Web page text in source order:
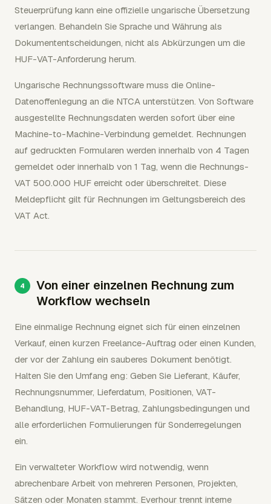
Steuerprüfung kann eine offizielle ungarische Übersetzung
verlangen. Behandeln Sie Sprache und Währung als
Dokumententscheidungen, nicht als Abkürzungen um die
HUF-VAT-Anforderung herum.
Ungarische Rechnungssoftware muss die Online-
Datenoffenlegung an die NTCA unterstützen. Von Software
ausgestellte Rechnungsdaten werden sofort über eine
Machine-to-Machine-Verbindung gemeldet. Rechnungen
auf gedruckten Formularen werden innerhalb von 4 Tagen
gemeldet oder innerhalb von 1 Tag, wenn die Rechnungs-
VAT 500.000 HUF erreicht oder überschreitet. Diese
Meldepflicht gilt für Rechnungen im Geltungsbereich des
VAT Act.
Von einer einzelnen Rechnung zum
Workflow wechseln
Eine einmalige Rechnung eignet sich für einen einzelnen
Verkauf, einen kurzen Freelance-Auftrag oder einen Kunden,
der vor der Zahlung ein sauberes Dokument benötigt.
Halten Sie den Umfang eng: Geben Sie Lieferant, Käufer,
Rechnungsnummer, Lieferdatum, Positionen, VAT-
Behandlung, HUF-VAT-Betrag, Zahlungsbedingungen und
alle erforderlichen Formulierungen für Sonderregelungen
ein.
Ein verwalteter Workflow wird notwendig, wenn
abrechenbare Arbeit von mehreren Personen, Projekten,
Sätzen oder Monaten stammt. Everhour trennt interne